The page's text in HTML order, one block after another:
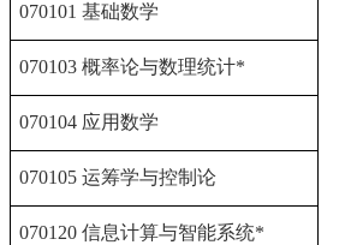
070101 基础数学
070103 概率论与数理统计*
070104 应用数学
070105 运筹学与控制论
070120 信息计算与智能系统*